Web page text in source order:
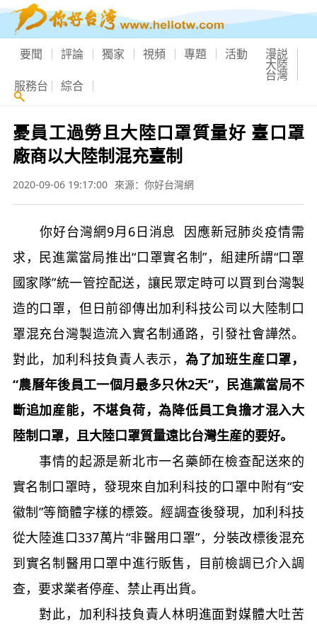
要聞 評論 獨家 視頻 專題 活動 漫説
大陸
台灣
服務台 綜合
憂員工過勞且大陸口罩質量好 臺口罩
廠商以大陸制混充臺制
2020-09-06 19:17:00 來源：你好台灣網
你好台灣網9月6日消息 因應新冠肺炎疫情需
求，民進黨當局推出“口罩實名制”，組建所謂“口罩
國家隊”統一管控配送，讓民眾定時可以買到台灣製
造的口罩，但日前卻傳出加利科技公司以大陸制口
罩混充台灣製造流入實名制通路，引發社會譁然。
對此，加利科技負責人表示， 為了加班生産口罩，
“農曆年後員工一個月最多只休2天”，民進黨當局不
斷追加産能，不堪負荷，為降低員工負擔才混入大
陸制口罩，且大陸口罩質量遠比台灣生産的要好。
事情的起源是新北市一名藥師在檢查配送來的
實名制口罩時，發現來自加利科技的口罩中附有“安
徽制”等簡體字樣的標簽。經調查後發現，加利科技
從大陸進口337萬片“非醫用口罩”，分裝改標後混充
到實名制醫用口罩中進行販售，目前檢調已介入調
查，要求業者停産、禁止再出貨。
對此，加利科技負責人林明進面對媒體大吐苦